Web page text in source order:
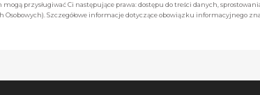
przysługiwać Ci następujące prawa: dostępu do treści danych,
Osobowych). Szczegółowe informacje dotyczące obowiązku informacyjnego